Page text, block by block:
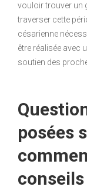
vouloir trouver un
traverser cette
césarienne
être réalisée avec
soutien des
posées